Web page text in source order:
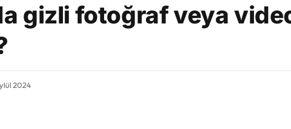
gizli fotoğraf veya
2024